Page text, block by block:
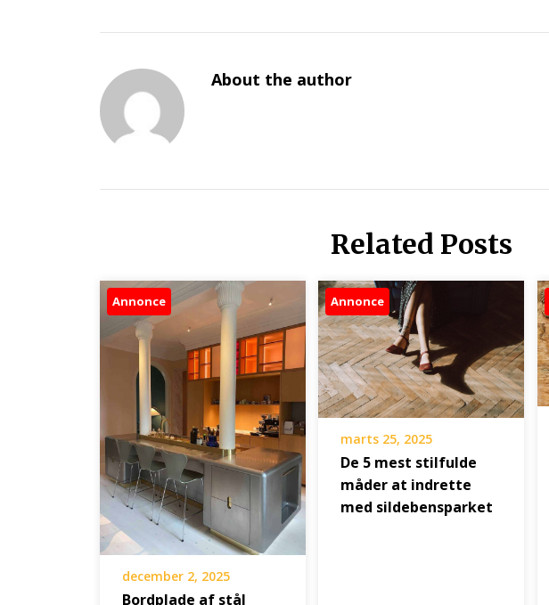
About the author
Related Posts
Annonce
december 2, 2025
Bordplade af stål
Annonce
marts 25, 2025
De 5 mest stilfulde
måder at indrette
med sildebensparket